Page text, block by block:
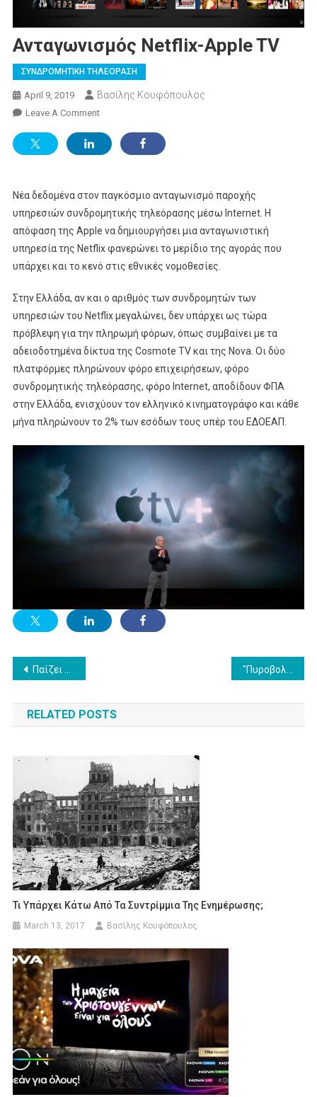
Ανταγωνισμός Netflix-Apple TV
ΣΥΝΔΡΟΜΗΤΙΚΗ ΤΗΛΕΟΡΑΣΗ
April 9, 2019 Βασίλης Κουφόπουλος
Leave A CommentOn
Netflix-
Νέα δεδομένα στον παγκόσμιο ανταγωνισμό παροχής
υπηρεσιών συνδρομητικής τηλεόρασης μέσω Internet. Η
απόφαση της Apple να δημιουργήσει μια ανταγωνιστική
υπηρεσία της Netflix φανερώνει το μερίδιο της αγοράς που
υπάρχει και το κενό στις εθνικές νομοθεσίες.
Στην Ελλάδα, αν και ο αριθμός των συνδρομητών των
υπηρεσιών του Netflix μεγαλώνει, δεν υπάρχει ως τώρα
πρόβλεψη για την πληρωμή φόρων, όπως συμβαίνει με τα
αδειοδοτημένα δίκτυα της Cosmote TV και της Nova. Οι δύο
πλατφόρμες πληρώνουν φόρο επιχειρήσεων, φόρο
συνδρομητικής τηλεόρασης, φόρο Internet, αποδίδουν ΦΠΑ
στην Ελλάδα, ενισχύουν τον ελληνικό κινηματογράφο και κάθε
μήνα πληρώνουν το 2% των εσόδων τους υπέρ του ΕΔΟΕΑΠ.
Post
navigation
Παίζει μπάλα η Cosmote TV
RELATED POSTS
Τι Υπάρχει Κάτω Από Τα Συντρίμμια Της Ενημέρωσης;
March 13, 2017 Βασίλης Κουφόπουλος